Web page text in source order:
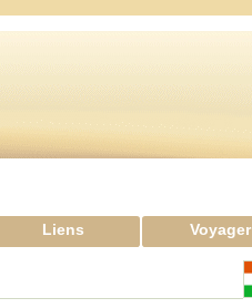
Liens Voyager